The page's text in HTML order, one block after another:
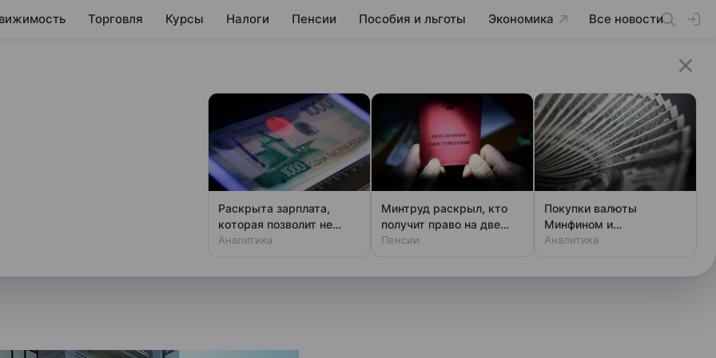
Торговля Курсы Налоги Пенсии Пособия и льготы Экономика Все новости
кредитный
девелопера
финансовые показатели
Раскрыта зарплата,
которая позволит не
чувствовать зависти
Аналитика
Минтруд раскрыл, кто
получит право на две
пенсии
Пенсии
Покупки валюты
Минфином и
спекулянтами разогнали
Аналитика